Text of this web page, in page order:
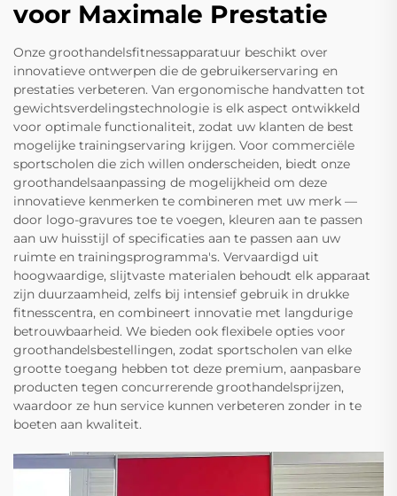
voor Maximale Prestatie
Onze groothandelsfitnessapparatuur beschikt over
innovatieve ontwerpen die de gebruikerservaring en
prestaties verbeteren. Van ergonomische handvatten tot
gewichtsverdelingstechnologie is elk aspect ontwikkeld
voor optimale functionaliteit, zodat uw klanten de best
mogelijke trainingservaring krijgen. Voor commerciële
sportscholen die zich willen onderscheiden, biedt onze
groothandelsaanpassing de mogelijkheid om deze
innovatieve kenmerken te combineren met uw merk —
door logo-gravures toe te voegen, kleuren aan te passen
aan uw huisstijl of specificaties aan te passen aan uw
ruimte en trainingsprogramma's. Vervaardigd uit
hoogwaardige, slijtvaste materialen behoudt elk apparaat
zijn duurzaamheid, zelfs bij intensief gebruik in drukke
fitnesscentra, en combineert innovatie met langdurige
betrouwbaarheid. We bieden ook flexibele opties voor
groothandelsbestellingen, zodat sportscholen van elke
grootte toegang hebben tot deze premium, aanpasbare
producten tegen concurrerende groothandelsprijzen,
waardoor ze hun service kunnen verbeteren zonder in te
boeten aan kwaliteit.